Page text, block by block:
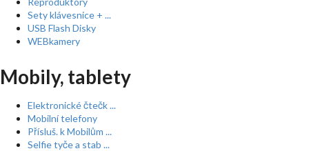
Sety klávesnice + ...
USB Flash Disky
WEBkamery
Mobily, tablety
Elektronické čtečk ...
Mobilní telefony
Přísluš. k Mobilům ...
Selfie tyče a stab ...